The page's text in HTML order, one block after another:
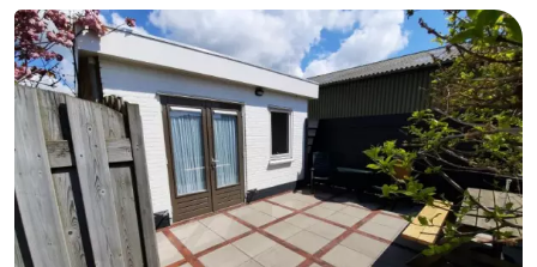
Voor
kinderen
Webcam
Webcam
Langstraat
Webcam
Strand
Overnachten